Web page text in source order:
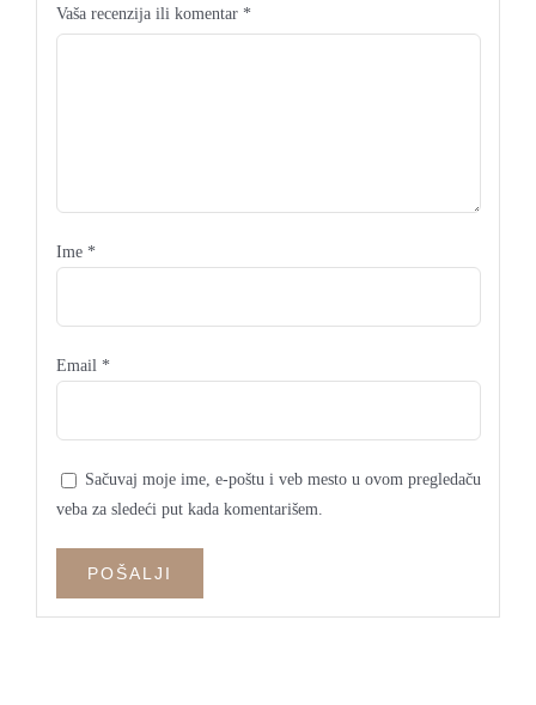
Vaša recenzija ili komentar *
Ime *
Email *
Sačuvaj moje ime, e-poštu i veb mesto u ovom pregledaču
veba za sledeći put kada komentarišem.